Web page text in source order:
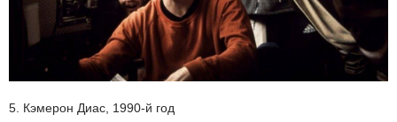
5. Кэмерон Диас, 1990-й год